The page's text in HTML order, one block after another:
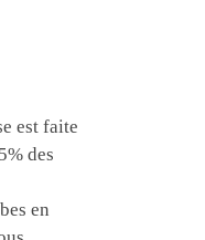
est faite
des
en